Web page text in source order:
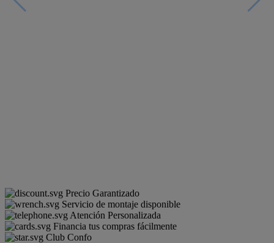
Precio Garantizado
Servicio de montaje disponible
Atención Personalizada
Financia tus compras fácilmente
Club Confo